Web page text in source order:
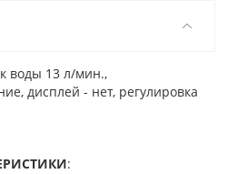
воды 13 л/мин.,
дисплей - нет, регулировка
: